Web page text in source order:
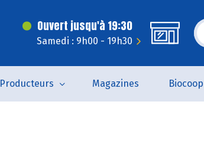
Ouvert jusqu'à 19:30
Samedi : 9h00 - 19h30
Producteurs Magazines Biocoop